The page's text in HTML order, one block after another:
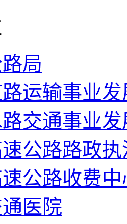
局
运输事业
交通事业
公路路政
公路收费中
医院